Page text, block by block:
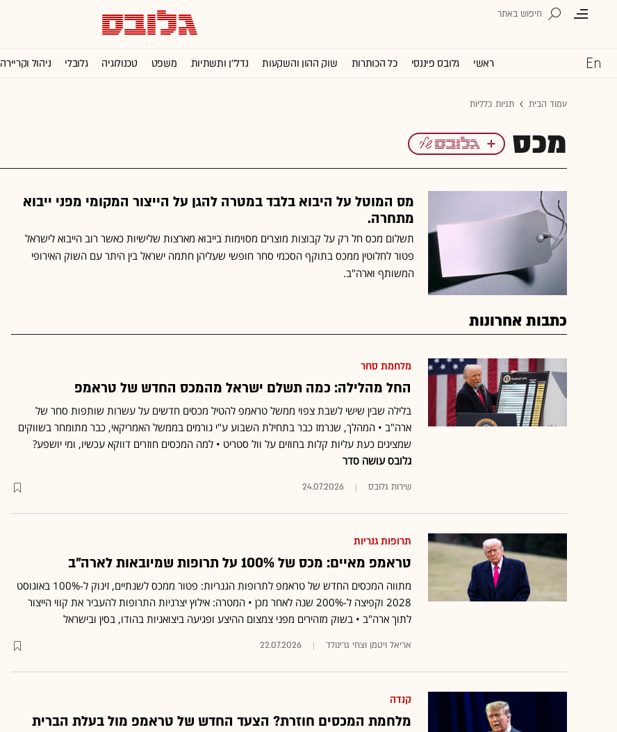
ראשי גלובס פיננסי כל הכותרות שוק ההון והשקעות נדל''ן ותשתיות משפט טכנולוגיה גלובלי ניהול וקריירה
עמוד הבית תגיות כלליות
מכס
מס המוטל על היבוא בלבד במטרה להגן על הייצור המקומי מפני ייבוא
מתחרה.
תשלום מכס חל רק על קבוצות מוצרים מסוימות בייבוא מארצות שלישיות כאשר רוב הייבוא לישראל
פטור לחלוטין ממכס בתוקף הסכמי סחר חופשי שעליהן חתמה ישראל בין היתר עם השוק האירופי
המשותף וארה"ב.
כתבות אחרונות
מלחמת סחר
החל מהלילה: כמה תשלם ישראל מהמכס החדש של טראמפ
בלילה שבין שישי לשבת צפוי ממשל טראמפ להטיל מכסים חדשים על עשרות שותפות סחר של
ארה"ב • המהלך, שנרמז כבר בתחילת השבוע ע"י גורמים בממשל האמריקאי, כבר מתומחר בשווקים
שמציגים כעת עליות קלות בחוזים על וול סטריט • למה המכסים חוזרים דווקא עכשיו, ומי יושפע?
גלובס עושה סדר
שירות גלובס 24.07.2026
תרופות גנריות
טראמפ מאיים: מכס של 100% על תרופות שמיובאות לארה"ב
מתווה המכסים החדש של טראמפ לתרופות הגנריות: פטור ממכס לשנתיים, זינוק ל-100% באוגוסט
2028 וקפיצה ל-200% שנה לאחר מכן • המטרה: אילוץ יצרניות התרופות להעביר את קווי הייצור
לתוך ארה"ב • בשוק מזהירים מפני צמצום ההיצע ופגיעה ביצואניות בהודו, בסין ובישראל
אריאל ויטמן וצחי גרינולד 22.07.2026
קנדה
מלחמת המכסים חוזרת? הצעד החדש של טראמפ מול בעלת הברית